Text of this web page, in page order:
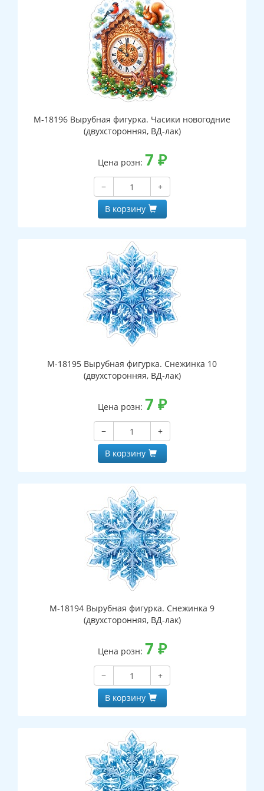
М-18196 Вырубная фигурка. Часики новогодние
(двухсторонняя, ВД-лак)
Цена розн: 7 ₽
−
+
В корзину
М-18195 Вырубная фигурка. Снежинка 10
(двухсторонняя, ВД-лак)
Цена розн: 7 ₽
−
+
В корзину
М-18194 Вырубная фигурка. Снежинка 9
(двухсторонняя, ВД-лак)
Цена розн: 7 ₽
−
+
В корзину